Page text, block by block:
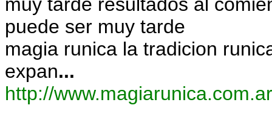
puede ser muy tarde
magia runica la tradicion
expan...
http://www.magiarunica.com.ar